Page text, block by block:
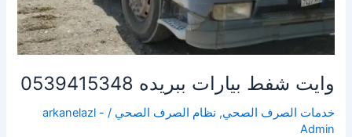
وايت شفط بيارات ببريده 0539415348
خدمات الصرف الصحي, نظام الصرف الصحي /
arkanelazl -
Admin